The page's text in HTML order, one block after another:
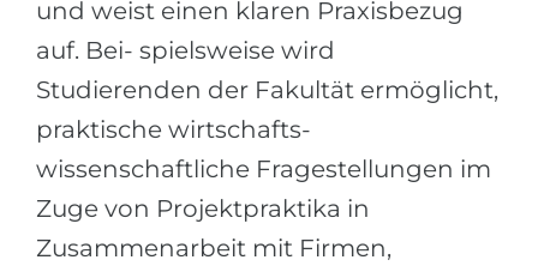
und weist einen klaren Praxisbezug
auf. Bei- spielsweise wird
Studierenden der Fakultät ermöglicht,
praktische wirtschafts-
wissenschaftliche Fragestellungen im
Zuge von Projektpraktika in
Zusammenarbeit mit Firmen,